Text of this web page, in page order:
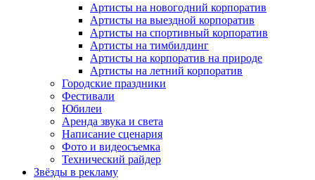
Артисты на новогодний корпоратив
Артисты на выездной корпоратив
Артисты на спортивный корпоратив
Артисты на тимбилдинг
Артисты на корпоратив на природе
Артисты на летний корпоратив
Городские праздники
Фестивали
Юбилеи
Аренда звука и света
Написание сценария
Фото и видеосъемка
Технический райдер
Звёзды в рекламу